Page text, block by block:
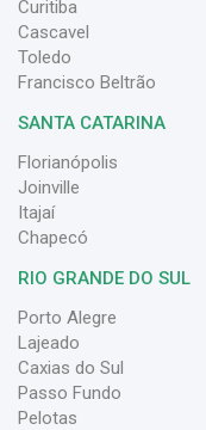
Curitiba
Cascavel
Toledo
Francisco Beltrão
SANTA CATARINA
Florianópolis
Joinville
Itajaí
Chapecó
RIO GRANDE DO SUL
Porto Alegre
Lajeado
Caxias do Sul
Passo Fundo
Pelotas